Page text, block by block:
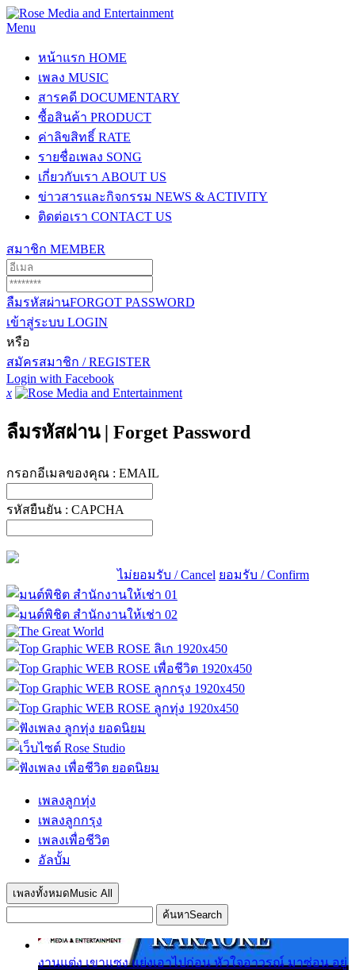
Menu
หน้าแรก HOME
เพลง MUSIC
สารคดี DOCUMENTARY
ซื้อสินค้า PRODUCT
ค่าลิขสิทธิ์ RATE
รายชื่อเพลง SONG
เกี่ยวกับเรา ABOUT US
ข่าวสารและกิจกรรม NEWS & ACTIVITY
ติดต่อเรา CONTACT US
สมาชิก MEMBER
ลืมรหัสผ่านFORGOT PASSWORD
เข้าสู่ระบบ LOGIN
หรือ
สมัครสมาชิก / REGISTER
Login with Facebook
x
ลืมรหัสผ่าน | Forget Password
กรอกอีเมลของคุณ : EMAIL
รหัสยืนยัน : CAPCHA
ไม่ยอมรับ / Cancel ยอมรับ / Confirm
เพลงลูกทุ่ง
เพลงลูกกรุง
เพลงเพื่อชีวิต
อัลบั้ม
เพลงทั้งหมด Music All
ค้นหาSearch
งานแต่ง เขาแซง แย่งเอาไปก่อน หัวใจอาวรณ์ มาซ่อน อยู่